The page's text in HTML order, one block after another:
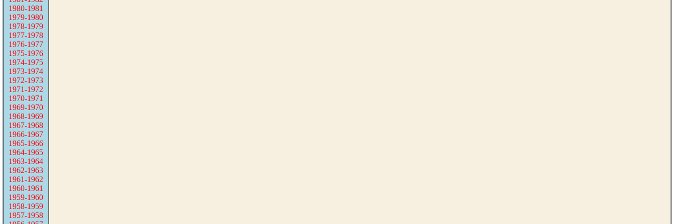
1980-1981
1979-1980
1978-1979
1977-1978
1976-1977
1975-1976
1974-1975
1973-1974
1972-1973
1971-1972
1970-1971
1969-1970
1968-1969
1967-1968
1966-1967
1965-1966
1964-1965
1963-1964
1962-1963
1961-1962
1960-1961
1959-1960
1958-1959
1957-1958